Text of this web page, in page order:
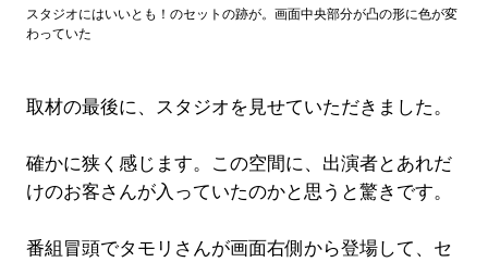
スタジオにはいいとも！のセットの跡が。画面中央部分が凸の形に色が変
わっていた
取材の最後に、スタジオを見せていただきました。
確かに狭く感じます。この空間に、出演者とあれだ
けのお客さんが入っていたのかと思うと驚きです。
番組冒頭でタモリさんが画面右側から登場して、セ